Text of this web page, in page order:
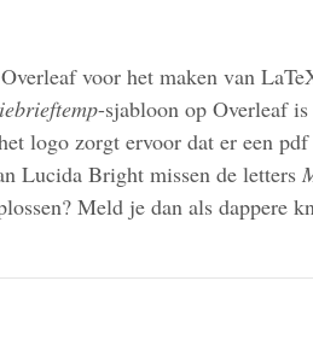
voor het maken van
-sjabloon op Overleaf is
logo zorgt ervoor dat er een pdf
Lucida Bright missen de letters
Meld je dan als dappere